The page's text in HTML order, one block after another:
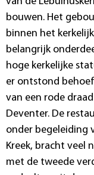
bouwen. Het
binnen het
belangrijk
hoge kerkelijke
er ontstond
van een rode
Deventer. De
onder begeleiding
Kreek, bracht veel
met de tweede